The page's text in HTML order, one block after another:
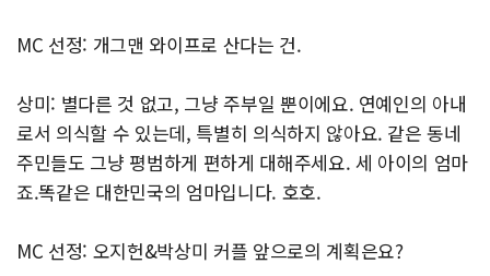
MC 선정: 개그맨 와이프로 산다는 건.
상미: 별다른 것 없고, 그냥 주부일 뿐이에요. 연예인의 아내
로서 의식할 수 있는데, 특별히 의식하지 않아요. 같은 동네
주민들도 그냥 평범하게 편하게 대해주세요. 세 아이의 엄마
죠.똑같은 대한민국의 엄마입니다. 호호.
MC 선정: 오지헌&박상미 커플 앞으로의 계획은요?